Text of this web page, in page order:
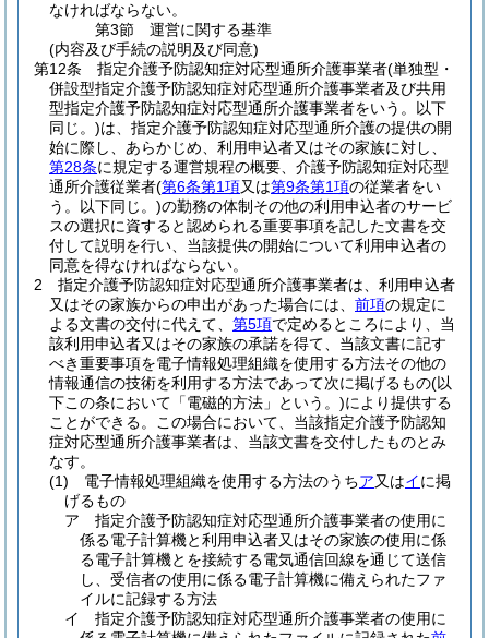
なければならない。
第3節
運営に関する基準
(内容及び手続の説明及び同意)
第12条
指定介護予防認知症対応型通所介護事業者(単独型・
併設型指定介護予防認知症対応型通所介護事業者及び共用
型指定介護予防認知症対応型通所介護事業者をいう。以下
同じ。)は、指定介護予防認知症対応型通所介護の提供の開
始に際し、あらかじめ、利用申込者又はその家族に対し、
第28条に規定する運営規程の概要、介護予防認知症対応型
通所介護従業者(第6条第1項又は第9条第1項の従業者をい
う。以下同じ。)の勤務の体制その他の利用申込者のサービ
スの選択に資すると認められる重要事項を記した文書を交
付して説明を行い、当該提供の開始について利用申込者の
同意を得なければならない。
2
指定介護予防認知症対応型通所介護事業者は、利用申込者
又はその家族からの申出があった場合には、 前項の規定に
よる文書の交付に代えて、 第5項で定めるところにより、当
該利用申込者又はその家族の承諾を得て、当該文書に記す
べき重要事項を電子情報処理組織を使用する方法その他の
情報通信の技術を利用する方法であって次に掲げるもの(以
下この条において「電磁的方法」という。)により提供する
ことができる。
この場合において、当該指定介護予防認知
症対応型通所介護事業者は、当該文書を交付したものとみ
なす。
(1)
電子情報処理組織を使用する方法のうちア又はイに掲
げるもの
ア
指定介護予防認知症対応型通所介護事業者の使用に
係る電子計算機と利用申込者又はその家族の使用に係
る電子計算機とを接続する電気通信回線を通じて送信
し、受信者の使用に係る電子計算機に備えられたファ
イルに記録する方法
イ
指定介護予防認知症対応型通所介護事業者の使用に